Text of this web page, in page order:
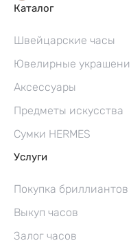
Каталог
Швейцарские часы
Ювелирные
Аксессуары
Предметы искусства
Сумки HERMES
Услуги
Покупка бриллиантов
Выкуп часов
Залог часов